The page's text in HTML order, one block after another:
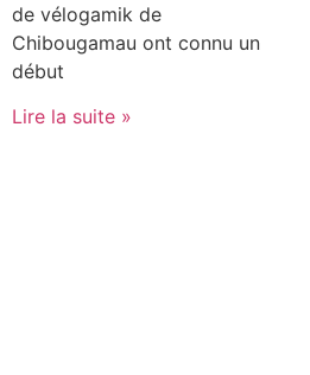
de vélogamik de
Chibougamau ont connu un
début
Lire la suite »